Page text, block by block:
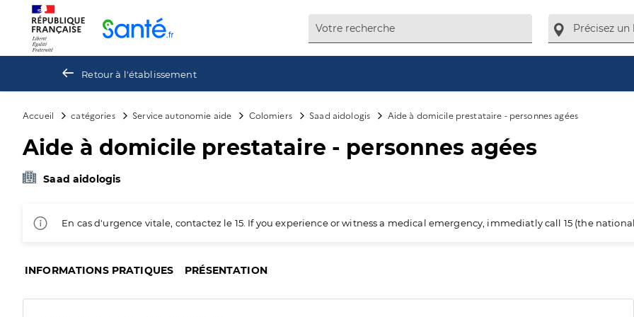
Retour à l'établissement
Accueil catégories Service autonomie aide Colomiers Saad aidologis Aide à domicile prestataire - personnes agées
Aide à domicile prestataire - personnes agées
Saad aidologis
En cas d'urgence vitale, contactez le 15. If you experience or witness a medical emergency, immediatly call 15 (the
INFORMATIONS PRATIQUES PRÉSENTATION
Panneau de gestion des cookies